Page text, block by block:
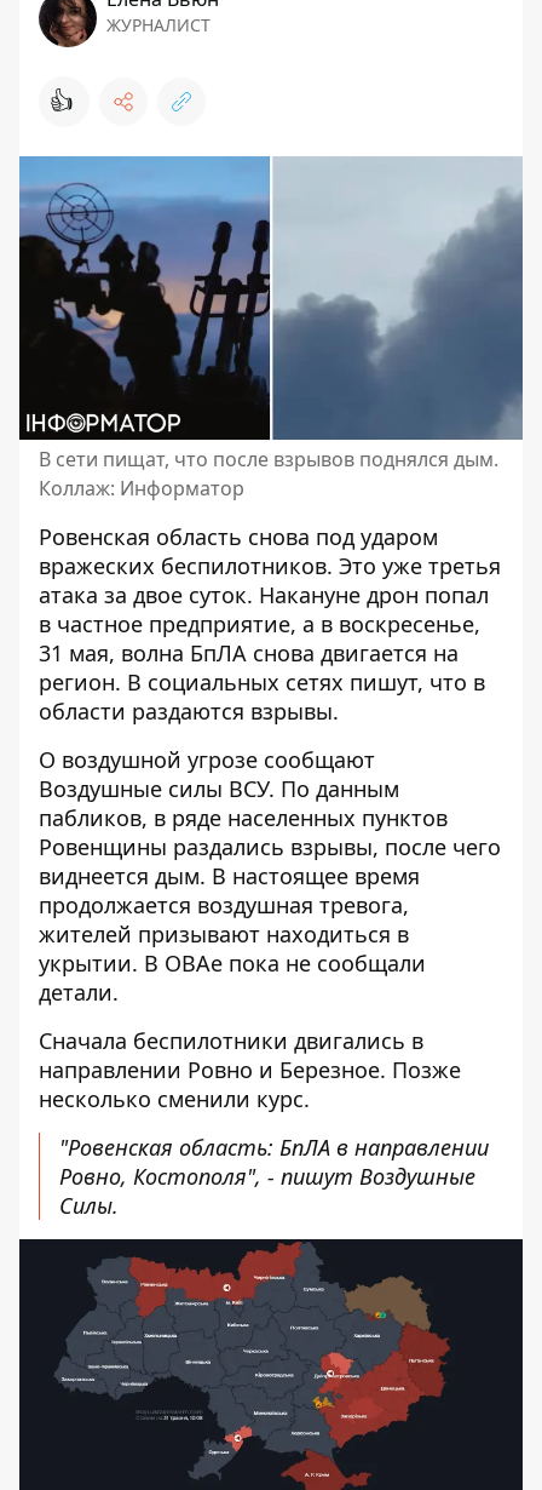
ЖУРНАЛИСТ
👍
В сети пищат, что после взрывов поднялся дым.
Коллаж: Информатор
Ровенская область снова под ударом
вражеских беспилотников. Это уже третья
атака за двое суток. Накануне дрон попал
в частное предприятие, а в воскресенье,
31 мая, волна БпЛА снова двигается на
регион. В социальных сетях пишут, что в
области раздаются взрывы.
О воздушной угрозе сообщают
Воздушные силы ВСУ. По данным
пабликов, в ряде населенных пунктов
Ровенщины раздались взрывы, после чего
виднеется дым. В настоящее время
продолжается воздушная тревога,
жителей призывают находиться в
укрытии. В ОВАе пока не сообщали
детали.
Сначала беспилотники двигались в
направлении Ровно и Березное. Позже
несколько сменили курс.
"Ровенская область: БпЛА в направлении
Ровно, Костополя", - пишут Воздушные
Силы.